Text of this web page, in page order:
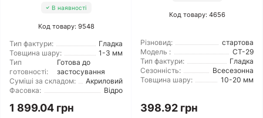
В наявності
Код товару: 9548
Тип фактури:
Гладка
Товщина шару:
1-3 мм
Тип
готовності:
Готова до
застосування
Суміші за складом:
Акриловий
Фасовка:
Відро
1 899.04 грн
Код товару: 4656
Різновид:
стартова
Модель :
CT-29
Тип фактури:
Гладка
Сезонність:
Всесезонна
Товщина шару:
10-20 мм
398.92 грн